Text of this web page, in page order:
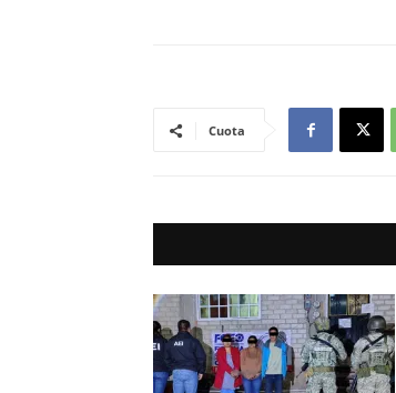
Cuota